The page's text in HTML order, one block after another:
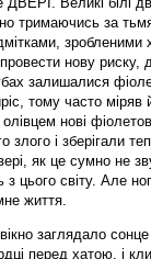
тримаючись за
зробленими
нову риску,
залишалися
тому часто міряв
нові
і зберігали
як це сумно не
цього світу. Але
життя.
заглядало
перед хатою, і